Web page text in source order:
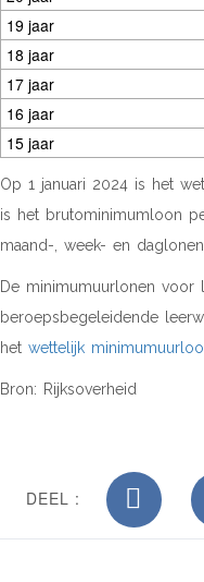
19 jaar
18 jaar
17 jaar
16 jaar
15 jaar
Op 1 januari 2024 is het
is het brutominimumloon
maand-, week- en
De minimumuurlonen voor
beroepsbegeleidende
het wettelijk
Bron: Rijksoverheid
DEEL :